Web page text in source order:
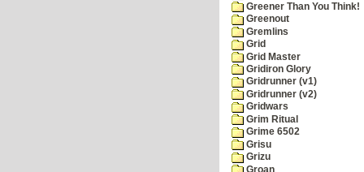
Greener Than You Think!
Greenout
Gremlins
Grid
Grid Master
Gridiron Glory
Gridrunner (v1)
Gridrunner (v2)
Gridwars
Grim Ritual
Grime 6502
Grisu
Grizu
Groan